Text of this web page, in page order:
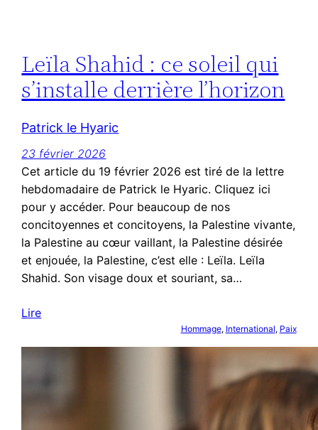
Leïla Shahid : ce soleil qui
s’installe derrière l’horizon
Patrick le Hyaric
23 février 2026
Cet article du 19 février 2026 est tiré de la lettre
hebdomadaire de Patrick le Hyaric. Cliquez ici
pour y accéder. Pour beaucoup de nos
concitoyennes et concitoyens, la Palestine vivante,
la Palestine au cœur vaillant, la Palestine désirée
et enjouée, la Palestine, c’est elle : Leïla. Leïla
Shahid. Son visage doux et souriant, sa…
Lire
Hommage, International, Paix